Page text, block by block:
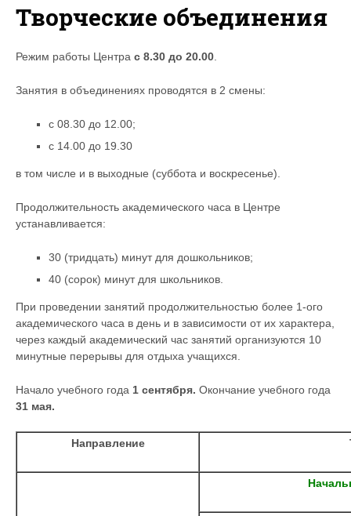
Творческие объединения
Режим работы Центра с 8.30 до 20.00
Занятия в объединениях проводятся в 2 смены:
с 08.30 до 12.00;
с 14.00 до 19.30
в том числе и в выходные (суббота и воскресенье).
Продолжительность академического часа в Центре
устанавливается:
30 (тридцать) минут для дошкольников;
40 (сорок) минут для школьников.
При проведении занятий продолжительностью более 1-ого
академического часа в день и в зависимости от их характера,
через каждый академический час занятий организуются 10
минутные перерывы для отдыха учащихся.
Начало учебного года 1 сентября. Окончание учебного года
31 мая.
Направление